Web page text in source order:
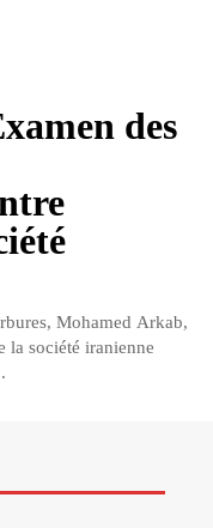
des
Mohamed Arkab,
la société iranienne